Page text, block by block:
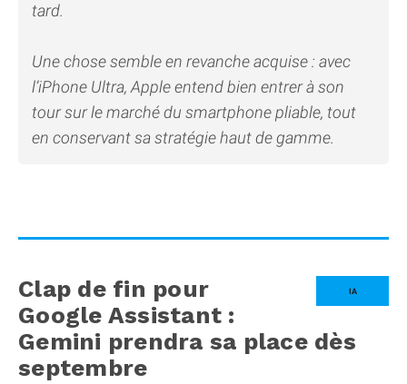
tard.
Une chose semble en revanche acquise : avec
l’iPhone Ultra, Apple entend bien entrer à son
tour sur le marché du smartphone pliable, tout
en conservant sa stratégie haut de gamme.
IA
Clap de fin pour
Google Assistant :
Gemini prendra sa place dès
septembre